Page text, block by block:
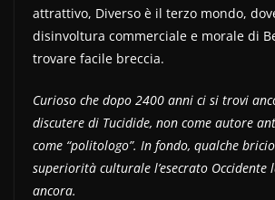
attrattivo, Diverso è il terzo mondo,
disinvoltura commerciale e morale di
trovare facile breccia.
Curioso che dopo 2400 anni ci si trovi
discutere di Tucidide, non come autore
come “politologo”. In fondo, qualche
superiorità culturale l’esecrato Occidente
ancora.